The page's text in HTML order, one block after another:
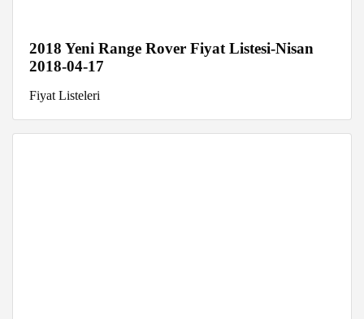
2018 Yeni Range Rover Fiyat Listesi-Nisan
2018-04-17
Fiyat Listeleri